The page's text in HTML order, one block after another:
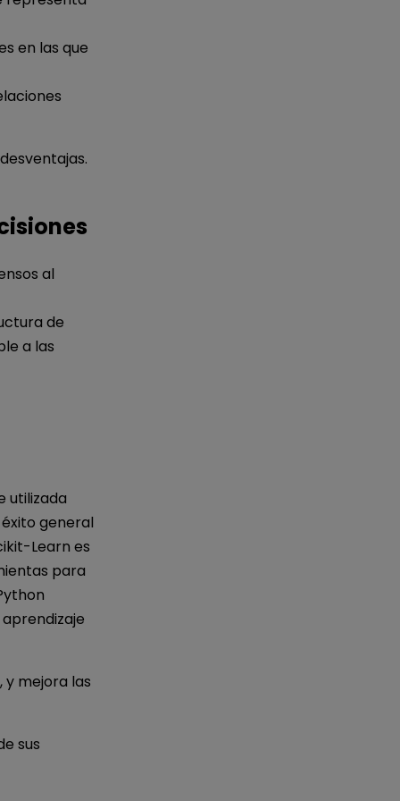
en las que
al
de
a las
utilizada
general
Learn es
para
y mejora las
sus